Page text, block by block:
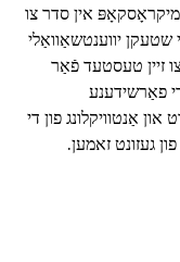
אין סדר צו
שטעקן יווענטשאַוואַלי
זיין טעסטעד פֿאַר
פאַרשידענע
אַנטוויקלונג פון די
געזונט זאמען.